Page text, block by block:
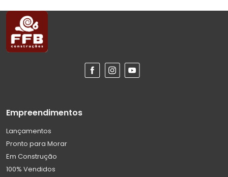
Empreendimentos
Lançamentos
Pronto para Morar
Em Construção
100% Vendidos